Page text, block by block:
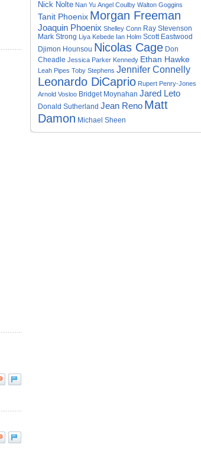
Nick Nolte Nan Yu Angel Coulby Walton Goggins
Tanit Phoenix Morgan Freeman
Joaquin Phoenix Shelley Conn Ray Stevenson
Mark Strong Liya Kebede Ian Holm Scott Eastwood
Djimon Hounsou Nicolas Cage Don
Cheadle Jessica Parker Kennedy Ethan Hawke
Leah Pipes Toby Stephens Jennifer Connelly
Leonardo DiCaprio Rupert Penry-Jones
Arnold Vosloo Bridget Moynahan Jared Leto
Donald Sutherland Jean Reno Matt
Damon Michael Sheen